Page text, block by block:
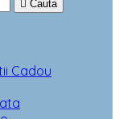
 Cauta
Cadou